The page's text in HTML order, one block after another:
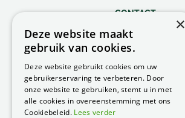
CONTACT
Peacock Garden Supports
Industrieweg 22
Nederland
0499 57 40 80
F. 0499 57 40 84
×
Deze website maakt
gebruik van cookies.
Deze website gebruikt cookies om uw
gebruikerservaring te verbeteren. Door
onze website te gebruiken, stemt u in met
alle cookies in overeenstemming met ons
Cookiebeleid. Lees verder